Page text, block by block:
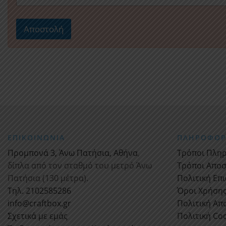
Αποστολή
ΕΠΙΚΟΙΝΩΝΙΑ
Προμπονά 3, Άνω Πατήσια, Αθήνα,
δίπλα από τον σταθμό του μετρό Άνω
Πατήσια (130 μέτρα).
Τηλ. 2102585286
info@craftbox.gr
Σχετικά με εμάς
Τρόποι
Τρόποι
Πολιτική
Όροι Χρήσης
Πολιτική
Πολιτική